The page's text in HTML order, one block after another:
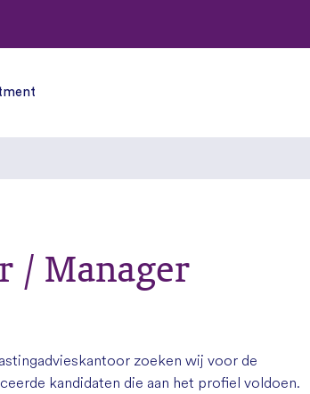
/ Manager
zoeken wij voor de
kandidaten die aan het profiel voldoen.